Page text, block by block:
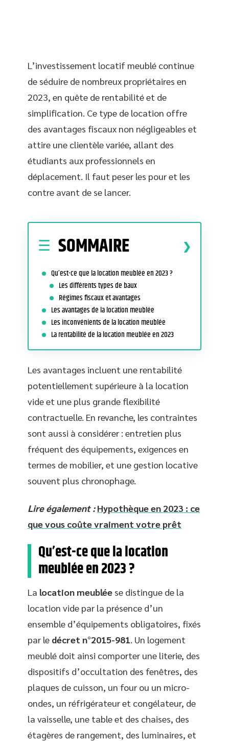
L’investissement locatif meublé continue
de séduire de nombreux propriétaires en
2023, en quête de rentabilité et de
simplification. Ce type de location offre
des avantages fiscaux non négligeables et
attire une clientèle variée, allant des
étudiants aux professionnels en
déplacement. Il faut peser les pour et les
contre avant de se lancer.
SOMMAIRE
Qu’est-ce que la location meublée en 2023 ?
Les différents types de baux
Régimes fiscaux et avantages
Les avantages de la location meublée
Les inconvénients de la location meublée
La rentabilité de la location meublée en 2023
Les avantages incluent une rentabilité
potentiellement supérieure à la location
vide et une plus grande flexibilité
contractuelle. En revanche, les contraintes
sont aussi à considérer : entretien plus
fréquent des équipements, exigences en
termes de mobilier, et une gestion locative
souvent plus chronophage.
Lire également : Hypothèque en 2023 : ce
que vous coûte vraiment votre prêt
Qu’est-ce que la location
meublée en 2023 ?
La location meublée se distingue de la
location vide par la présence d’un
ensemble d’équipements obligatoires, fixés
par le décret n°2015-981 . Un logement
meublé doit ainsi comporter une literie, des
dispositifs d’occultation des fenêtres, des
plaques de cuisson, un four ou un micro-
ondes, un réfrigérateur et congélateur, de
la vaisselle, une table et des chaises, des
étagères de rangement, des luminaires, et